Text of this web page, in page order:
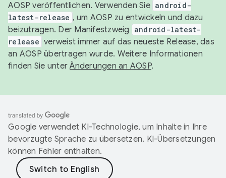
AOSP veröffentlichen. Verwenden Sie android-
latest-release , um AOSP zu entwickeln und dazu
beizutragen. Der Manifestzweig
android-latest-
release verweist immer auf das neueste Release, das
an AOSP übertragen wurde. Weitere Informationen
finden Sie unterÄnderungen an AOSP.
Google verwendet KI-Technologie, um Inhalte in Ihre
bevorzugte Sprache zu übersetzen. KI-Übersetzungen
können Fehler enthalten.